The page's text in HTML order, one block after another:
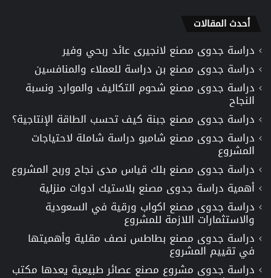
أحدث المقالات
دراسة جدوى مصنع لانجيرى عائد ربحي وفير
دراسة جدوى مصنع بن دراسة للعملاء والمنافسين
دراسة جدوى مصنع شحوم التكاليف والموارد ونسبة
النجاح
دراسة جدوى مصنع جبنة كيف تحسب الطاقة الإنتاجية؟
دراسة جدوى مصنع شامبو دراسة شاملة لاحتياجات
المشروع
دراسة جدوى مصنع بلك قياس مدى نجاح وربح المشروع
أهمية دراسة جدوى مصنع بلاستيك ادوات منزلية
دراسة جدوى مصنع اكواب ورقية في السعودية
والاستثمارات اللازمة للمشروع
دراسة جدوى مصنع بطاطس نصف مقلية وأهميتها
في تقييم المشروع
دراسة جدوى مشروع مصنع عصائر طبيعية يعدها مكتب